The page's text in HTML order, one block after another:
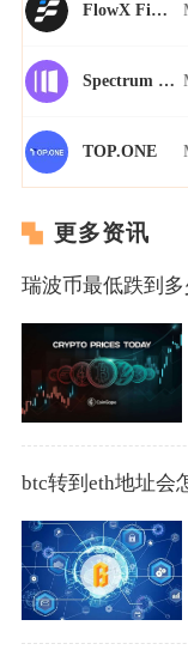
FlowX Finance
Spectrum Finance
TOP.ONE
更多资讯
瑞波币最低跌到
btc转到eth地址会